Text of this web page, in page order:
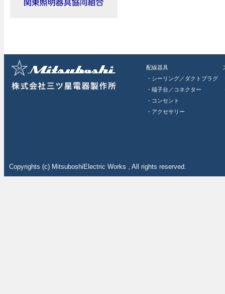
配線器具
・シーリング／ダクトプラグ
・端子台／コネクター
・コンセント
・アクセサリー
Copyrights (c) MitsuboshiElectric Works , All rights reserved.